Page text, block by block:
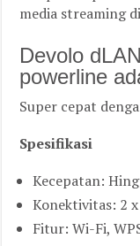
media streaming
Devolo
powerline
Super cepat
Spesifikasi
Kecepatan:
Konektivitas: 2
Fitur: Wi-Fi,